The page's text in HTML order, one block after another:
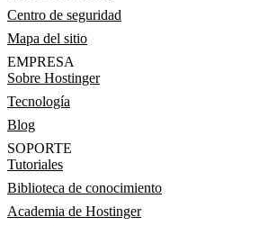
Centro de seguridad
Mapa del sitio
EMPRESA
Sobre Hostinger
Tecnología
Blog
SOPORTE
Tutoriales
Biblioteca de conocimiento
Academia de Hostinger